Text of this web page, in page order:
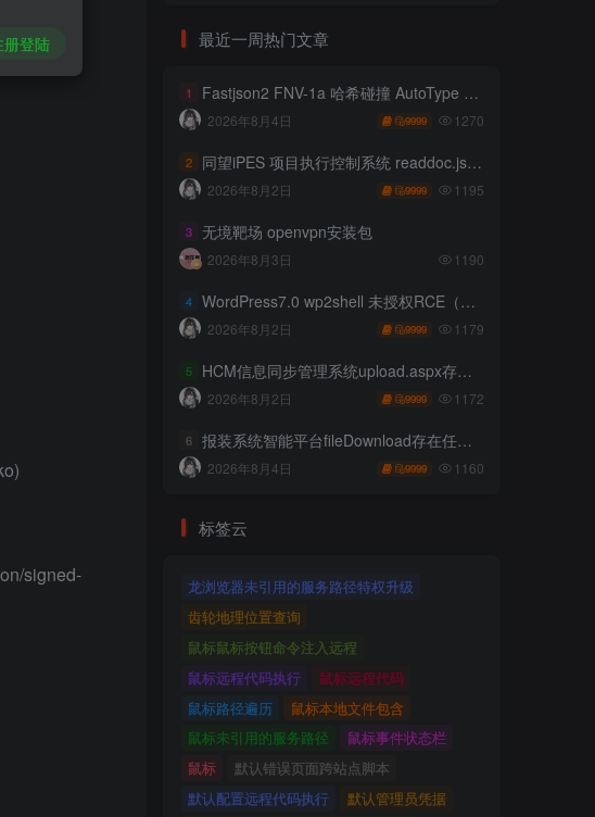
signed-
最近一周热门文章
1 Fastjson2 FNV-1a 哈希碰撞 AutoType 绕过远程代码执行
2026年8月4日 9999 1270
2 同望iPES 项目执行控制系统 readdoc.jsp存在任意文件读取
2026年8月2日 9999 1195
3 无境靶场 openvpn安装包
2026年8月3日 1190
4 WordPress7.0 wp2shell 未授权RCE（CVE-2026-63030 CVE-2026-60137）
2026年8月2日 9999 1179
5 HCM信息同步管理系统upload.aspx存在任意文件上传
2026年8月2日 9999 1172
6 报装系统智能平台fileDownload存在任意文件读取
2026年8月4日 9999 1160
标签云
龙浏览器未引用的服务路径特权升级
齿轮地理位置查询
鼠标鼠标按钮命令注入远程
鼠标远程代码执行
鼠标远程代码
鼠标路径遍历
鼠标本地文件包含
鼠标未引用的服务路径
鼠标事件状态栏
鼠标
默认错误页面跨站点脚本
默认配置远程代码执行
默认管理员凭据
册登陆